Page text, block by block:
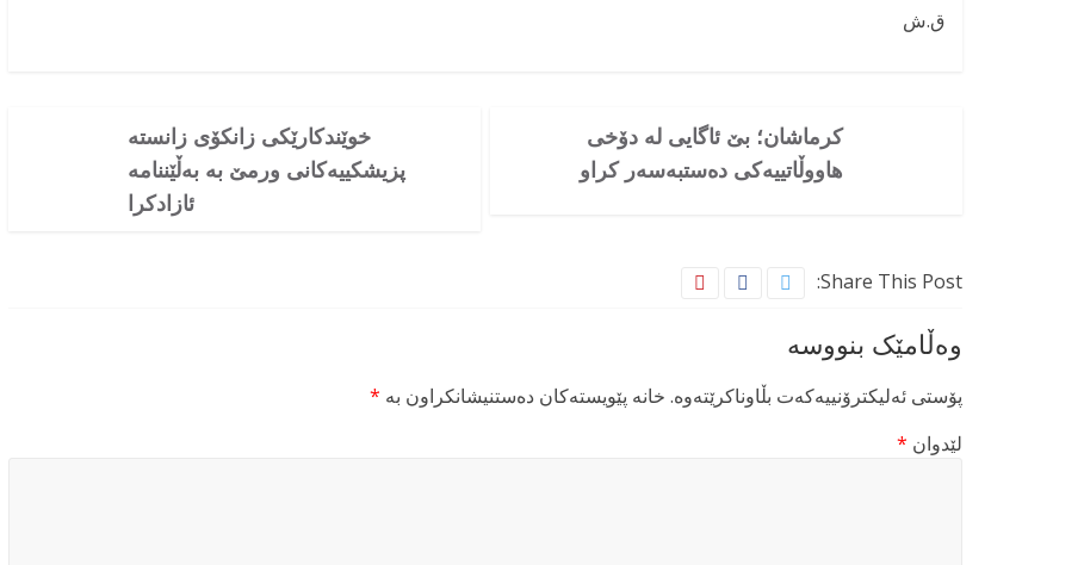
ق.ش
کرماشان؛ بێ ئاگایی لە دۆخی
هاووڵاتییەکی دەستبەسەر کراو
خوێندکارێکی زانکۆی زانستە
پزیشکییەکانی ورمێ بە بەڵێننامە
ئازادکرا
Share This Post:
وەڵامێک بنووسە
پۆستی ئەلیکترۆنییەکەت بڵاوناکرێتەوە. خانە پێویستەکان دەستنیشانکراون بە *
لێدوان *